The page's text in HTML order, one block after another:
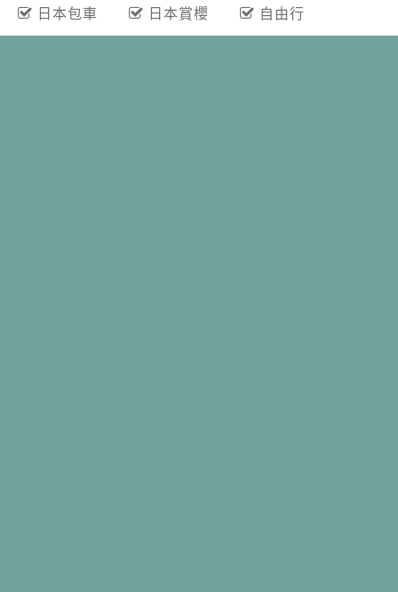
日本包車 日本賞櫻 自由行